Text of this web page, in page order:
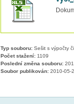
Typ souboru: Sešit s výpočty
Počet stažení: 1109
Poslední změna souboru:
Soubor publikován: 2010-05-